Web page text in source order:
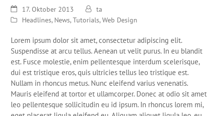
17. Oktober 2013
ta
Headlines, News,Tutorials,Web Design
Lorem ipsum dolor sit amet, consectetur adipiscing elit.
Suspendisse at arcu tellus. Aenean ut velit purus. In eu blandit
est. Fusce molestie, enim pellentesque interdum scelerisque,
dui est tristique eros, quis ultricies tellus leo tristique est.
Nullam in rhoncus metus. Nunc eleifend varius venenatis.
Mauris eleifend at tortor et ullamcorper. Donec at odio sit amet
leo pellentesque sollicitudin eu id ipsum. In rhoncus lorem mi,